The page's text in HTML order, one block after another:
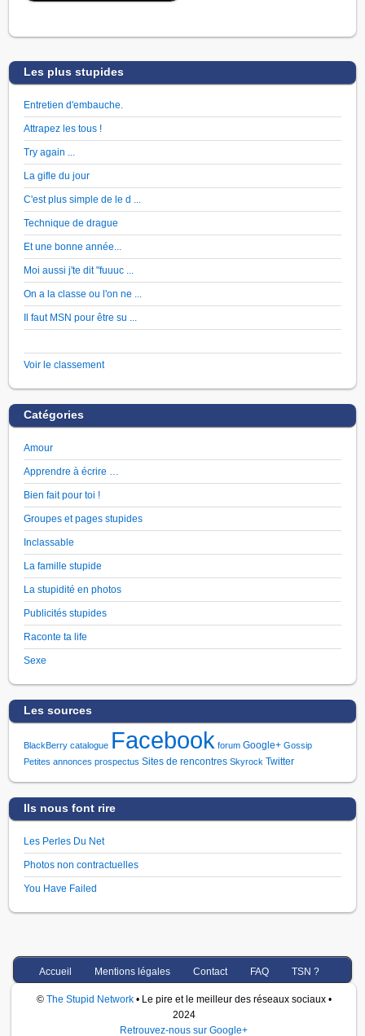
Les plus stupides
Entretien d'embauche.
Attrapez les tous !
Try again ...
La gifle du jour
C'est plus simple de le d ...
Technique de drague
Et une bonne année...
Moi aussi j'te dit "fuuuc ...
On a la classe ou l'on ne ...
Il faut MSN pour être su ...
Voir le classement
Catégories
Amour
Apprendre à écrire …
Bien fait pour toi !
Groupes et pages stupides
Inclassable
La famille stupide
La stupidité en photos
Publicités stupides
Raconte ta life
Sexe
Les sources
BlackBerry catalogue Facebook forum Google+ Gossip
Petites annonces prospectus Sites de rencontres Skyrock Twitter
Ils nous font rire
Les Perles Du Net
Photos non contractuelles
You Have Failed
Accueil Mentions légales Contact FAQ TSN ?
© The Stupid Network• Le pire et le meilleur des réseaux sociaux •
2024
Retrouvez-nous sur Google+